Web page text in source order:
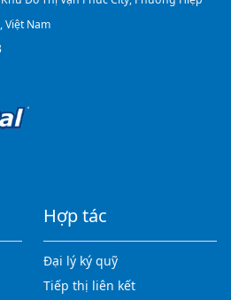
Việt Nam
Hợp tác
Đại lý ký quỹ
Tiếp thị liên kết